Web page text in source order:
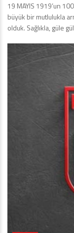
19 MAYIS 1919’un
büyük bir mutlulukla
olduk. Sağlıkla, güle